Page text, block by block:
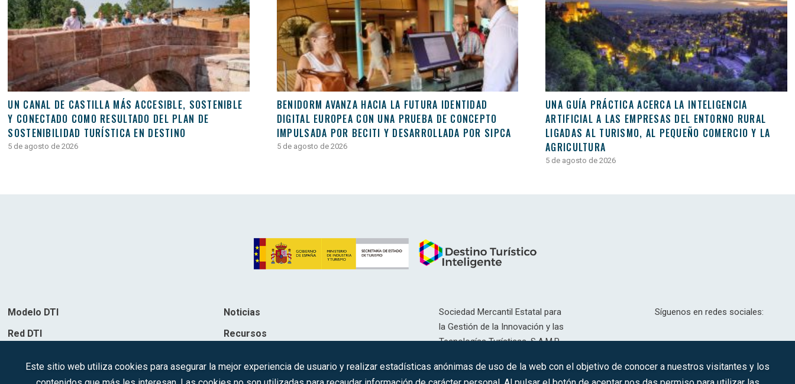
UN CANAL DE CASTILLA MÁS ACCESIBLE, SOSTENIBLE
Y CONECTADO COMO RESULTADO DEL PLAN DE
SOSTENIBILIDAD TURÍSTICA EN DESTINO
5 de agosto de 2026
BENIDORM AVANZA HACIA LA FUTURA IDENTIDAD
DIGITAL EUROPEA CON UNA PRUEBA DE CONCEPTO
IMPULSADA POR BECITI Y DESARROLLADA POR SIPCA
5 de agosto de 2026
UNA GUÍA PRÁCTICA ACERCA LA INTELIGENCIA
ARTIFICIAL A LAS EMPRESAS DEL ENTORNO RURAL
LIGADAS AL TURISMO, AL PEQUEÑO COMERCIO Y LA
AGRICULTURA
5 de agosto de 2026
Modelo DTI
Red DTI
Noticias
Recursos
Sociedad Mercantil Estatal para
la Gestión de la Innovación y las
Tecnologías Turísticas, S.A.M.P.
Inscrita en el R.M. de Madrid, T,
12593, Se. 8, F. 129, H. 201.307.
Síguenos en redes sociales:
Este sitio web utiliza cookies para asegurar la mejor experiencia de usuario y realizar estadísticas anónimas de uso de la web con el objetivo de conocer a nuestros visitantes y los